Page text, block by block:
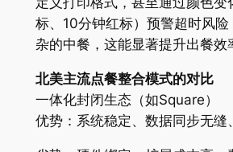
标、10分钟红标）预警超时风险
杂的中餐，这能显著提升出餐效
北美主流点餐整合模式的对比
一体化封闭生态（如Square）
优势：系统稳定、数据同步无缝